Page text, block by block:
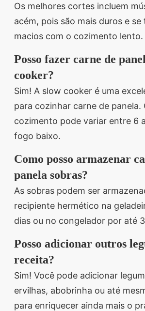
Os melhores cortes incluem
acém, pois são mais duros e se
macios com o cozimento lento.
Posso fazer carne de
cooker?
Sim! A slow cooker é uma
para cozinhar carne de panela.
cozimento pode variar entre 6
fogo baixo.
Como posso armazenar
panela sobras?
As sobras podem ser
recipiente hermético na
dias ou no congelador por até
Posso adicionar outros
receita?
Sim! Você pode adicionar
ervilhas, abobrinha ou até
para enriquecer ainda mais o